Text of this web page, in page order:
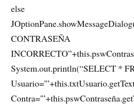
else
CONTRASEÑA
System.out.println(“SELECT *